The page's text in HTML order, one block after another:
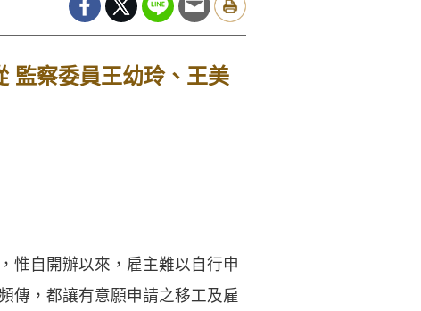
監察委員王幼玲、王美
惟自開辦以來，雇主難以自行申
傳，都讓有意願申請之移工及雇